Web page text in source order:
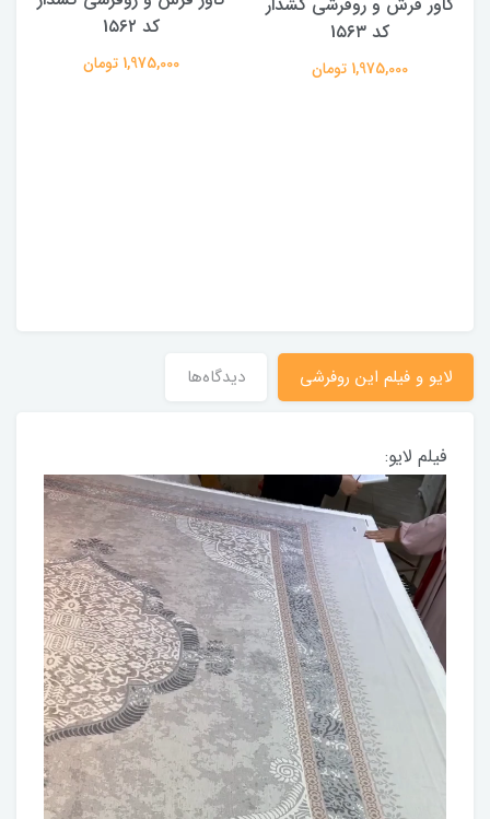
کد 1۵۶۳
1,975,000 تومان
کد 1۵۶۲
1,975,000 تومان
لایو و فیلم این روفرشی دیدگاه‌ها
فیلم لایو: